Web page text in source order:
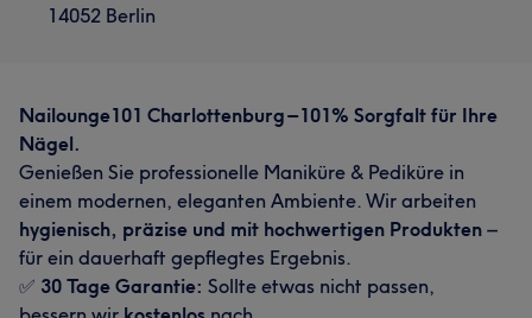
14052 Berlin
Nailounge101 Charlottenburg – 101% Sorgfalt für Ihre
Nägel.
Genießen Sie professionelle Maniküre & Pediküre in
einem modernen, eleganten Ambiente. Wir arbeiten
hygienisch, präzise und mit hochwertigen Produkten –
für ein dauerhaft gepflegtes Ergebnis.
✅ 30 Tage Garantie: Sollte etwas nicht passen,